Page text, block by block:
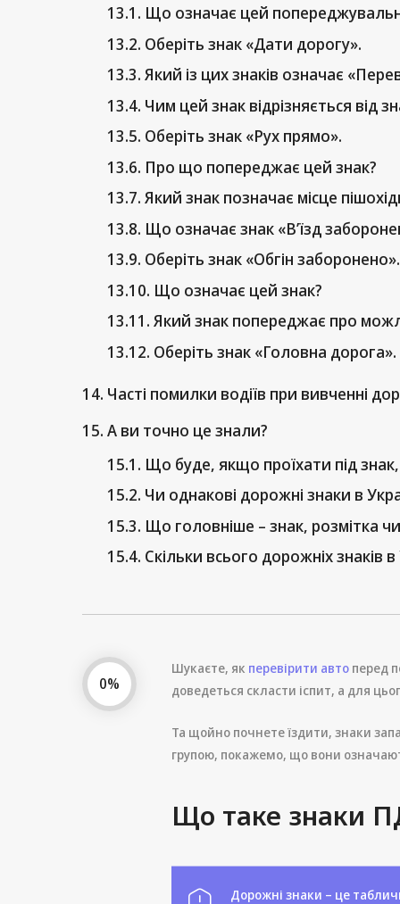
Що означає цей
Оберіть знак «Дати дорогу».
Який із цих знаків означає
Чим цей знак відрізняється від
Оберіть знак «Рух прямо».
Про що попереджає цей знак?
Який знак позначає місце
Що означає знак «В’їзд
Оберіть знак «Обгін заборонено».
Що означає цей знак?
Який знак попереджає про
Оберіть знак «Головна дорога».
Часті помилки водіїв при вивченні
А ви точно це знали?
Що буде, якщо проїхати під
Чи однакові дорожні знаки в
Що головніше – знак, розмітка
Скільки всього дорожніх знаків в
Шукаєте, як перевірити авто перед
доведеться скласти іспит, а для
Та щойно почнете їздити, знаки
групою, покажемо, що вони
Що таке знаки
Дорожні знаки – це
0%